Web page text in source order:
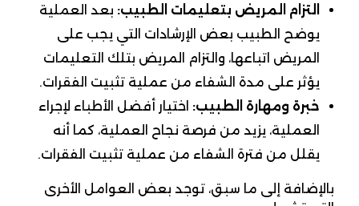
التزام المريض بتعليمات الطبيب: بعد العملية
يوضح الطبيب بعض الإرشادات التي يجب على
المريض اتباعها، والتزام المريض بتلك التعليمات
يؤثر على مدة الشفاء من عملية تثبيت الفقرات.
خبرة ومهارة الطبيب: اختيار أفضل الأطباء لإجراء
العملية، يزيد من فرصة نجاح العملية، كما أنه
يقلل من فترة الشفاء من عملية تثبيت الفقرات.
بالإضافة إلى ما سبق، توجد بعض العوامل الأخرى